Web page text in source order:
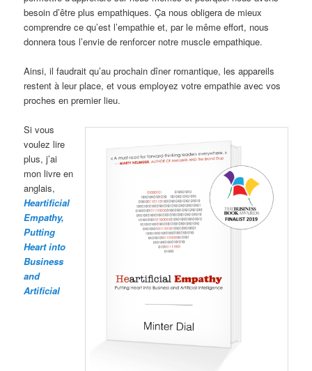
besoin d’être plus empathiques. Ça nous obligera de mieux
comprendre ce qu’est l’empathie et, par le même effort, nous
donnera tous l’envie de renforcer notre muscle empathique.
Ainsi, il faudrait qu’au prochain dîner romantique, les appareils
restent à leur place, et vous employez votre empathie avec vos
proches en premier lieu.
Si vous
voulez lire
plus, j’ai
mon livre en
anglais,
Heartificial
Empathy,
Putting
Heart into
Business
and
Artificial